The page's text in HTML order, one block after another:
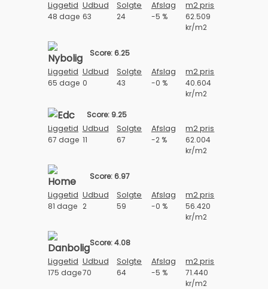
Liggetid Udbud Solgte Afslag m2 pris
48 dage 63 24 -5 %
62.509
kr/m2
Score: 6.25
Liggetid Udbud Solgte Afslag m2 pris
65 dage 0 43 -0 %
40.604
kr/m2
Score: 9.25
Liggetid Udbud Solgte Afslag m2 pris
67 dage 11 67 -2 %
62.004
kr/m2
Score: 6.97
Liggetid Udbud Solgte Afslag m2 pris
81 dage 2 59 -0 %
56.420
kr/m2
Score: 4.08
Liggetid Udbud Solgte Afslag m2 pris
175 dage70 64 -5 %
71.440
kr/m2